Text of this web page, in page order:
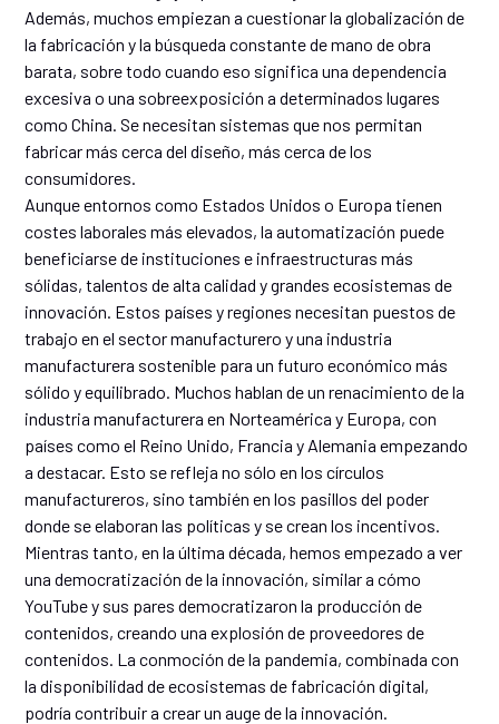
Además, muchos empiezan a cuestionar la globalización de
la fabricación y la búsqueda constante de mano de obra
barata, sobre todo cuando eso significa una dependencia
excesiva o una sobreexposición a determinados lugares
como China. Se necesitan sistemas que nos permitan
fabricar más cerca del diseño, más cerca de los
consumidores.
Aunque entornos como Estados Unidos o Europa tienen
costes laborales más elevados, la automatización puede
beneficiarse de instituciones e infraestructuras más
sólidas, talentos de alta calidad y grandes ecosistemas de
innovación. Estos países y regiones necesitan puestos de
trabajo en el sector manufacturero y una industria
manufacturera sostenible para un futuro económico más
sólido y equilibrado. Muchos hablan de un renacimiento de la
industria manufacturera en Norteamérica y Europa, con
países como el Reino Unido, Francia y Alemania empezando
a destacar. Esto se refleja no sólo en los círculos
manufactureros, sino también en los pasillos del poder
donde se elaboran las políticas y se crean los incentivos.
Mientras tanto, en la última década, hemos empezado a ver
una democratización de la innovación, similar a cómo
YouTube y sus pares democratizaron la producción de
contenidos, creando una explosión de proveedores de
contenidos. La conmoción de la pandemia, combinada con
la disponibilidad de ecosistemas de fabricación digital,
podría contribuir a crear un auge de la innovación.